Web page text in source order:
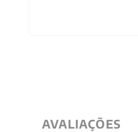
AVALIAÇÕES